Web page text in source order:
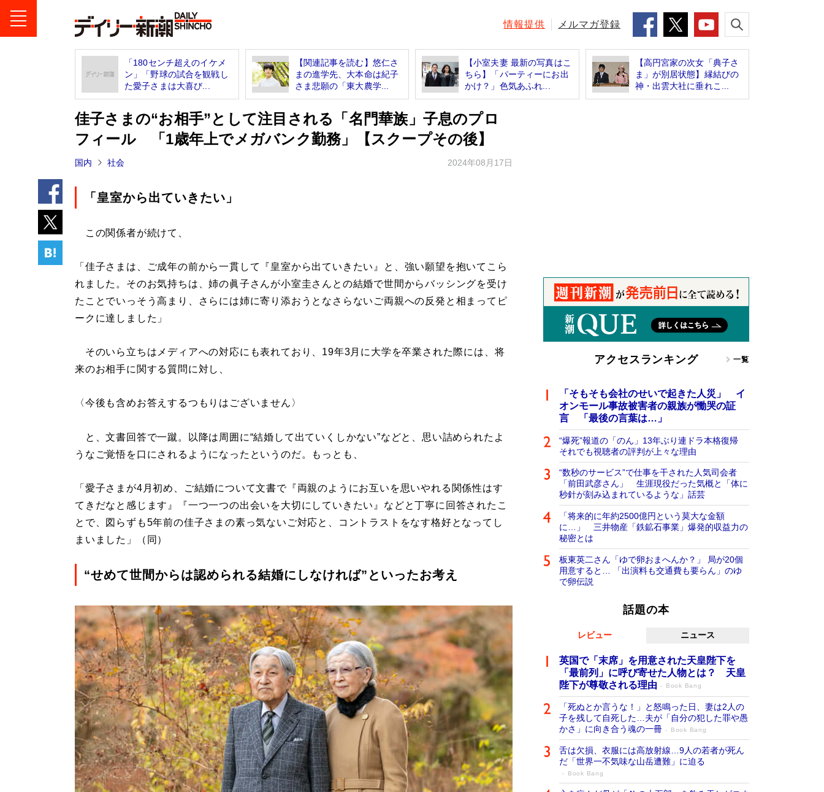
情報提供 メルマガ登録
「180センチ超えのイケメ
ン」「野球の試合を観戦し
た愛子さまは大喜び...
【関連記事を読む】悠仁さ
まの進学先、大本命は紀子
さま悲願の「東大農学...
【小室夫妻 最新の写真はこ
ちら】「パーティーにお出
かけ？」色気あふれ...
【高円宮家の次女「典子さ
ま」が別居状態】縁結びの
神・出雲大社に垂れこ...
佳子さまの“お相手”として注目される「名門華族」子息のプロ
フィール 「1歳年上でメガバンク勤務」【スクープその後】
国内 社会 2024年08月17日
「皇室から出ていきたい」
この関係者が続けて、
「佳子さまは、ご成年の前から一貫して『皇室から出ていきたい』と、強い願望を抱いてこら
れました。そのお気持ちは、姉の眞子さんが小室圭さんとの結婚で世間からバッシングを受け
たことでいっそう高まり、さらには姉に寄り添おうとなさらないご両親への反発と相まってピ
ークに達しました」
そのいら立ちはメディアへの対応にも表れており、19年3月に大学を卒業された際には、将
来のお相手に関する質問に対し、
〈今後も含めお答えするつもりはございません〉
と、文書回答で一蹴。以降は周囲に“結婚して出ていくしかない”などと、思い詰められたよ
うなご覚悟を口にされるようになったというのだ。もっとも、
「愛子さまが4月初め、ご結婚について文書で『両親のようにお互いを思いやれる関係性はす
てきだなと感じます』『一つ一つの出会いを大切にしていきたい』などと丁寧に回答されたこ
とで、図らずも5年前の佳子さまの素っ気ないご対応と、コントラストをなす格好となってし
まいました」（同）
“せめて世間からは認められる結婚にしなければ”といったお考え
アクセスランキング 一覧
「そもそも会社のせいで起きた人災」 イ
オンモール事故被害者の親族が慟哭の証
言 「最後の言葉は…」
“爆死”報道の「のん」13年ぶり連ドラ本格復帰
それでも視聴者の評判が上々な理由
“数秒のサービス”で仕事を干された人気司会者
「前田武彦さん」 生涯現役だった気概と「体に
秒針が刻み込まれているような」話芸
「将来的に年約2500億円という莫大な金額
に…」 三井物産「鉄鉱石事業」爆発的収益力の
秘密とは
板東英二さん「ゆで卵おまへんか？」 局が20個
用意すると… 「出演料も交通費も要らん」のゆ
で卵伝説
話題の本
レビュー ニュース
英国で「末席」を用意された天皇陛下を
「最前列」に呼び寄せた人物とは？ 天皇
陛下が尊敬される理由
Book Bang
「死ぬとか言うな！」と怒鳴った日、妻は2人の
子を残して自死した…夫が「自分の犯した罪や愚
かさ」に向き合う魂の一冊
Book Bang
舌は欠損、衣服には高放射線…9人の若者が死ん
だ「世界一不気味な山岳遭難」に迫る
Book Bang